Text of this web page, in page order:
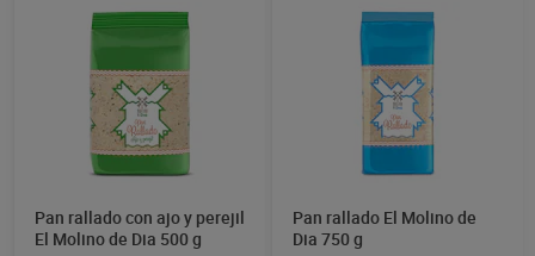
Pan rallado con ajo y perejil
El Molino de Dia 500 g
Pan rallado El Molino de
Dia 750 g